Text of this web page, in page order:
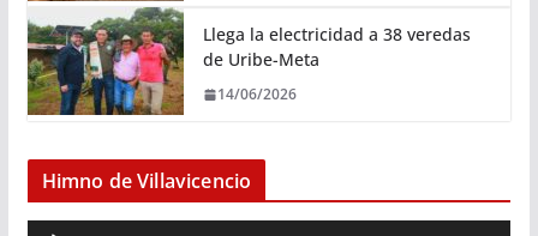
Llega la electricidad a 38 veredas
de Uribe-Meta
14/06/2026
Himno de Villavicencio